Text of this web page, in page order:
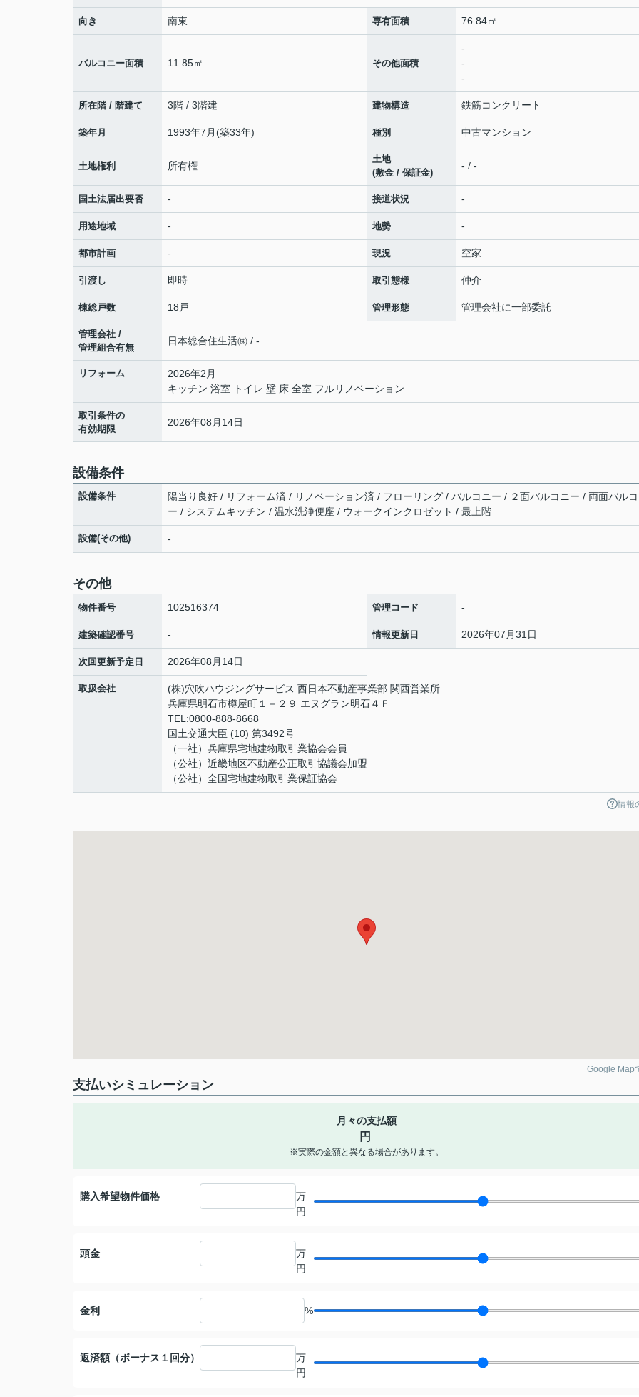
向き 南東 専有面積 76.84㎡
バルコニー面積 11.85㎡ その他面積
-
-
-
所在階 / 階建て 3階 / 3階建 建物構造 鉄筋コンクリート
築年月 1993年7月(築33年) 種別 中古マンション
土地権利 所有権
土地
(敷金 / 保証金)
- / -
国土法届出要否 - 接道状況 -
用途地域 - 地勢 -
都市計画 - 現況 空家
引渡し 即時 取引態様 仲介
棟総戸数 18戸 管理形態 管理会社に一部委託
管理会社 /
管理組合有無
日本総合住生活㈱ / -
リフォーム
2026年2月
キッチン 浴室 トイレ 壁 床 全室 フルリノベーション
取引条件の
有効期限
2026年08月14日
設備条件
設備条件
陽当り良好 / リフォーム済 / リノベーション済 / フローリング / バルコニー / ２面バルコニー / 両面バル
ー / システムキッチン / 温水洗浄便座 / ウォークインクロゼット / 最上階
設備(その他) -
その他
物件番号 102516374 管理コード -
建築確認番号 - 情報更新日 2026年07月31日
次回更新予定日 2026年08月14日
取扱会社
(株)穴吹ハウジングサービス 西日本不動産事業部 関西営業所
兵庫県明石市樽屋町１－２９ エヌグラン明石４Ｆ
TEL:0800-888-8668
国土交通大臣 (10) 第3492号
（一社）兵庫県宅地建物取引業協会会員
（公社）近畿地区不動産公正取引協議会加盟
（公社）全国宅地建物取引業保証協会
情報
Google Map
支払いシミュレーション
月々の支払額
円
※実際の金額と異なる場合があります。
購入希望物件価格
万
円
頭金
万
円
金利 %
返済額（ボーナス１回分）
万
円